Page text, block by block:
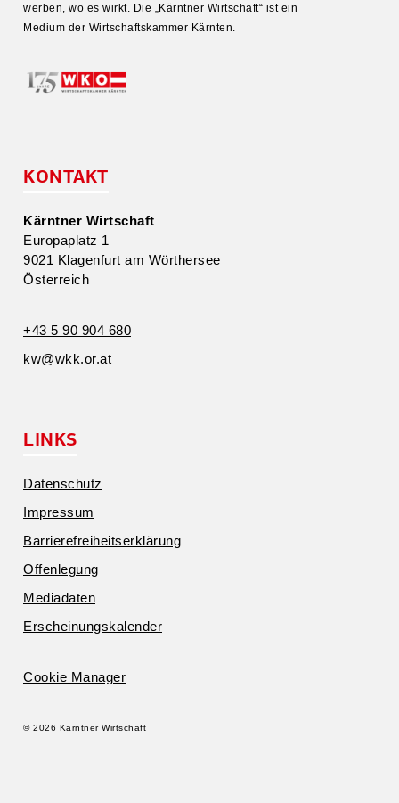
werben, wo es wirkt. Die „Kärntner Wirtschaft“ ist ein
Medium der Wirtschafts­kammer Kärnten.
KONTAKT
Kärntner Wirtschaft
Europa­platz 1
9021 Klagenfurt am Wörthersee
Öster­reich
+43 5 90 904 680
kw@​wkk.​or.​at
LINKS
Daten­schutz
Impressum
Barrie­re­frei­heits­er­klärung
Offen­legung
Media­daten
Erschei­nungs­ka­lender
Cookie Manager
© 2026 Kärntner Wirtschaft